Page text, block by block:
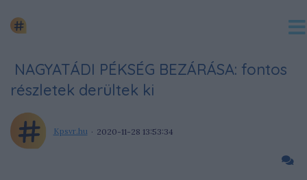
NAGYATÁDI PÉKSÉG BEZÁRÁSA: fontos
részletek derültek ki
Kpsvr.hu 2020-11-28 13:53:34